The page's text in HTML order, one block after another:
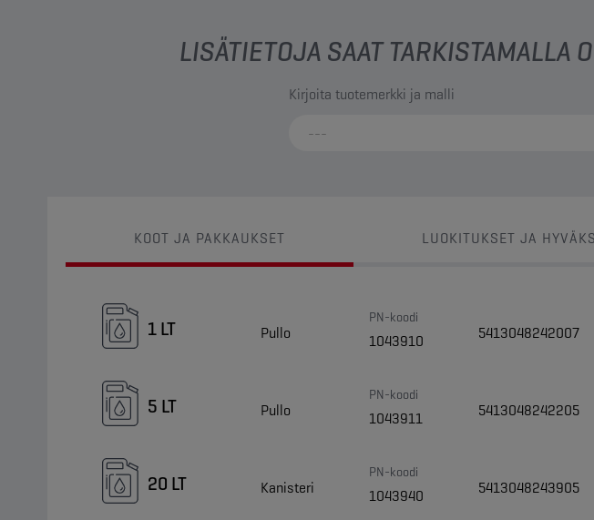
LISÄTIETOJA SAAT TARKISTAMALLA
Kirjoita tuotemerkki ja malli
KOOT JA PAKKAUKSET LUOKITUKSET JA
1 LT Pullo
PN-koodi
1043910 5413048242007
5 LT Pullo
PN-koodi
1043911 5413048242205
20 LT Kanisteri
PN-koodi
1043940 5413048243905